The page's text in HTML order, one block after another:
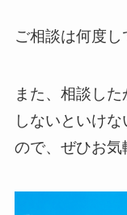
ご相談は何度し
また、相談し
しないといけ
ので、ぜひお気